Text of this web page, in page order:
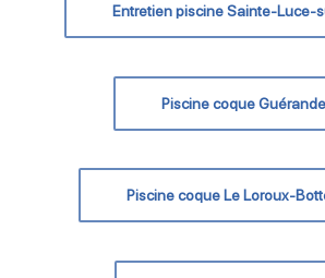
Entretien piscine Sainte-Luce-
Piscine coque Guérande
Piscine coque Le Loroux-